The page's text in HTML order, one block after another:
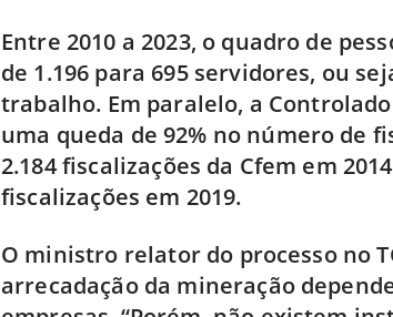
Entre 2010 a 2023, o quadro de
de 1.196 para 695 servidores, ou
trabalho. Em paralelo, a
uma queda de 92% no número de
2.184 fiscalizações da Cfem em
fiscalizações em 2019.
O ministro relator do processo no
arrecadação da mineração